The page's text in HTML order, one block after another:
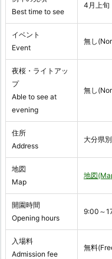
Best time to see
4月上旬
イベント
Event
無し
夜桜・ライトアッ
プ
Able to see at
evening
無し
住所
Address
大分県
地図
Map
地図
開園時間
Opening hours
9:00～
入場料
Admission fee
無料